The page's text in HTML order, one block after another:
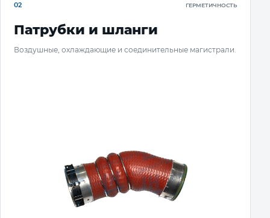
02 ГЕРМЕТИЧНОСТЬ
Патрубки и шланги
Воздушные, охлаждающие и соединительные магистрали.